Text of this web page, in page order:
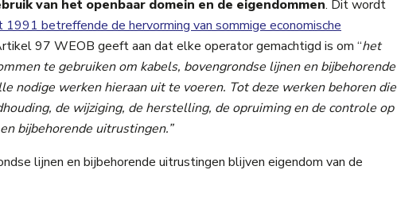
van het openbaar domein en de eigendommen. Dit wordt
betreffende de hervorming van sommige economische
97 WEOB geeft aan dat elke operator gemachtigd is om “het
te gebruiken om kabels, bovengrondse lijnen en bijbehorende
nodige werken hieraan uit te voeren. Tot deze werken behoren die
de wijziging, de herstelling, de opruiming en de controle op
bijbehorende uitrustingen.”
lijnen en bijbehorende uitrustingen blijven eigendom van de